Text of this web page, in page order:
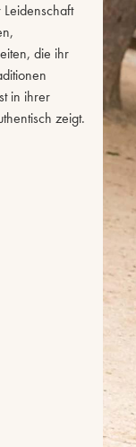
die ihr
in ihrer
zeigt.